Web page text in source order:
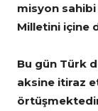
misyon
Milletini içine
Bu gün Türk
aksine itiraz